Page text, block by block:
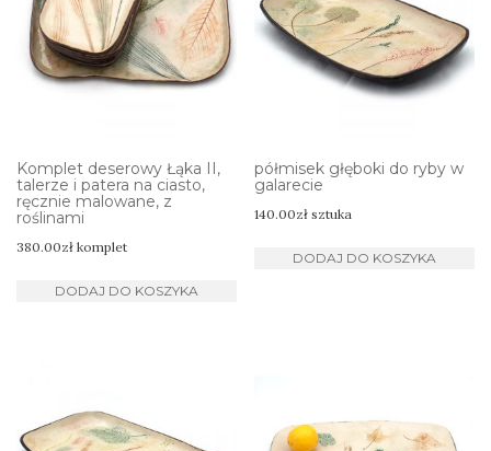
Komplet deserowy Łąka II,
talerze i patera na ciasto,
ręcznie malowane, z
roślinami
380.00zł komplet
DODAJ DO KOSZYKA
półmisek głęboki do ryby w
galarecie
140.00zł sztuka
DODAJ DO KOSZYKA